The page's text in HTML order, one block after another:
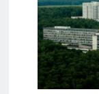
Справочник